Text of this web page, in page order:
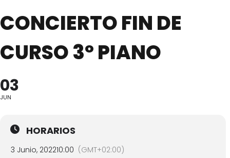
CONCIERTO FIN DE
CURSO 3º PIANO
03
JUN
HORARIOS
3 Junio, 202210:00 (GMT+02:00)